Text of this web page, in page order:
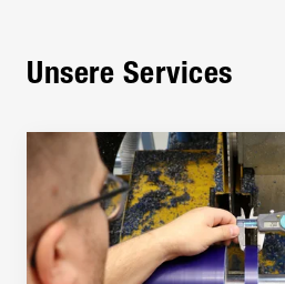
Unsere Services